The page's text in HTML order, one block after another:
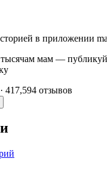
в приложении
мам —
· 417,594 отзывов